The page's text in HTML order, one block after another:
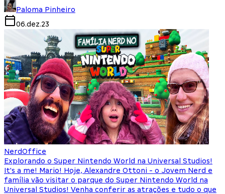
Paloma Pinheiro
06.dez.23
NerdOffice
Explorando o Super Nintendo World na Universal Studios!
It's a me! Mario! Hoje, Alexandre Ottoni - o Jovem Nerd e
família vão visitar o parque do Super Nintendo World na
Universal Studios! Venha conferir as atrações e tudo o que